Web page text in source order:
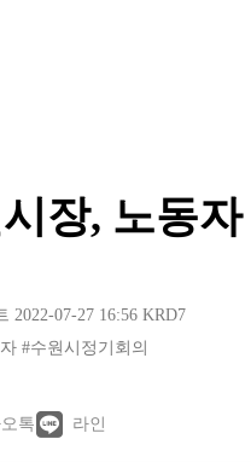
장, 노동
2022-07-27 16:56 KRD7
#수원시정기회의
톡 라인